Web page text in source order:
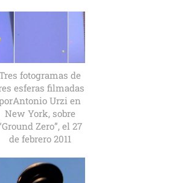
fotogramas de
esferas filmadas
Urzi en
New York, sobre
Zero”, el 27
de febrero 2011